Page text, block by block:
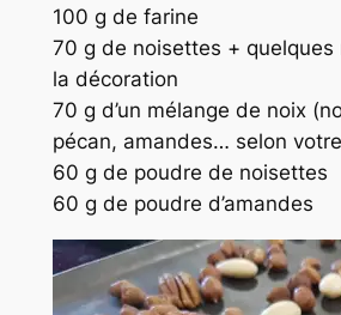
100 g de farine
70 g de noisettes + quelques
la décoration
70 g d’un mélange de noix
pécan, amandes… selon
60 g de poudre de noisettes
60 g de poudre d’amandes